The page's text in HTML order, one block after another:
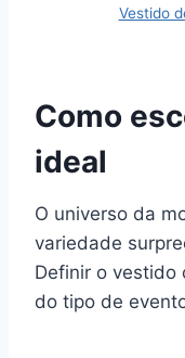
Vestido
Como
ideal
O universo da
variedade
Definir o vestido
do tipo de